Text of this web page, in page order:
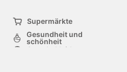
Supermärkte
Gesundheit und
schönheit
Sportbekleidung